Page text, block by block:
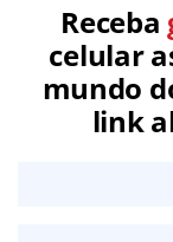
Receba
celular
mundo
link